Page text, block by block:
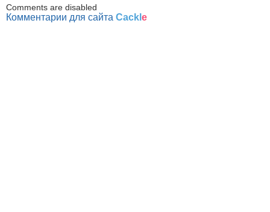
Comments are disabled
Комментарии для сайта Cackl e